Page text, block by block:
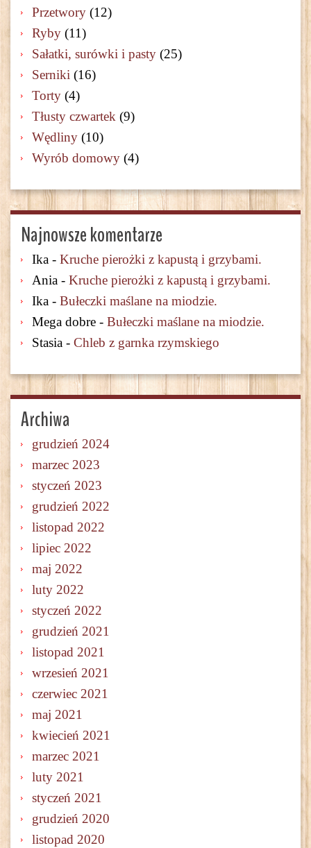
Przetwory (12)
Ryby (11)
Sałatki, surówki i pasty (25)
Serniki (16)
Torty (4)
Tłusty czwartek (9)
Wędliny (10)
Wyrób domowy (4)
Najnowsze komentarze
Ika - Kruche pierożki z kapustą i grzybami.
Ania - Kruche pierożki z kapustą i grzybami.
Ika - Bułeczki maślane na miodzie.
Mega dobre - Bułeczki maślane na miodzie.
Stasia - Chleb z garnka rzymskiego
Archiwa
grudzień 2024
marzec 2023
styczeń 2023
grudzień 2022
listopad 2022
lipiec 2022
maj 2022
luty 2022
styczeń 2022
grudzień 2021
listopad 2021
wrzesień 2021
czerwiec 2021
maj 2021
kwiecień 2021
marzec 2021
luty 2021
styczeń 2021
grudzień 2020
listopad 2020